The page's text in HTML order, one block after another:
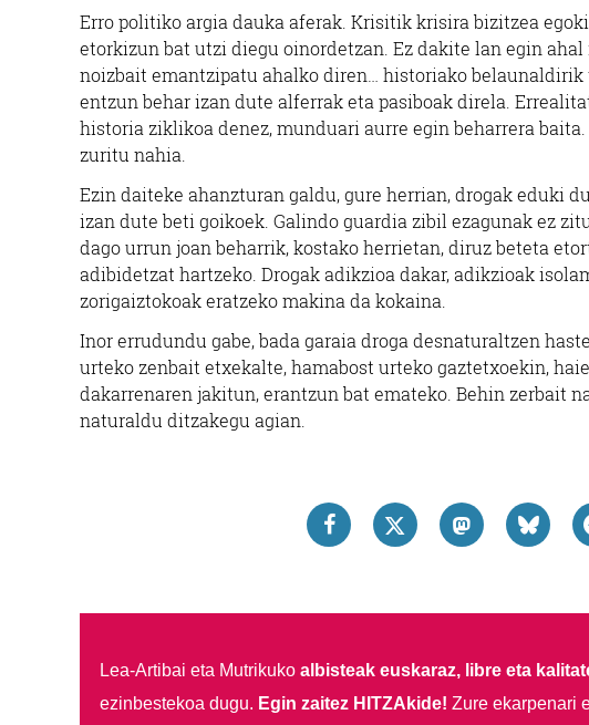
Erro politiko argia dauka aferak. Krisitik krisira bizitzea
etorkizun bat utzi diegu oinordetzan. Ez dakite lan egin
noizbait emantzipatu ahalko diren… historiako belaunaldirik
entzun behar izan dute alferrak eta pasiboak direla.
historia ziklikoa denez, munduari aurre egin beharrera
zuritu nahia.
Ezin daiteke ahanzturan galdu, gure herrian, drogak eduki
izan dute beti goikoek. Galindo guardia zibil ezagunak ez
dago urrun joan beharrik, kostako herrietan, diruz beteta
adibidetzat hartzeko. Drogak adikzioa dakar, adikzioak
zorigaiztokoak eratzeko makina da kokaina.
Inor errudundu gabe, bada garaia droga desnaturaltzen
urteko zenbait etxekalte, hamabost urteko gaztetxoekin,
dakarrenaren jakitun, erantzun bat emateko. Behin zerbait
naturaldu ditzakegu agian.
Lea-Artibai eta Mutrikuko albisteak euskaraz, libre eta
ezinbestekoa dugu. Egin zaitez HITZAkide! Zure ekarpenari